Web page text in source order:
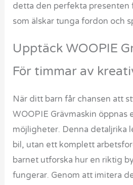
detta den perfekta presenten
som älskar tunga fordon och
Upptäck WOOPIE
För timmar av
När ditt barn får chansen att
WOOPIE Grävmaskin öppnas
möjligheter. Denna detaljrika
bil, utan ett komplett
barnet utforska hur en riktig
fungerar. Genom att imitera